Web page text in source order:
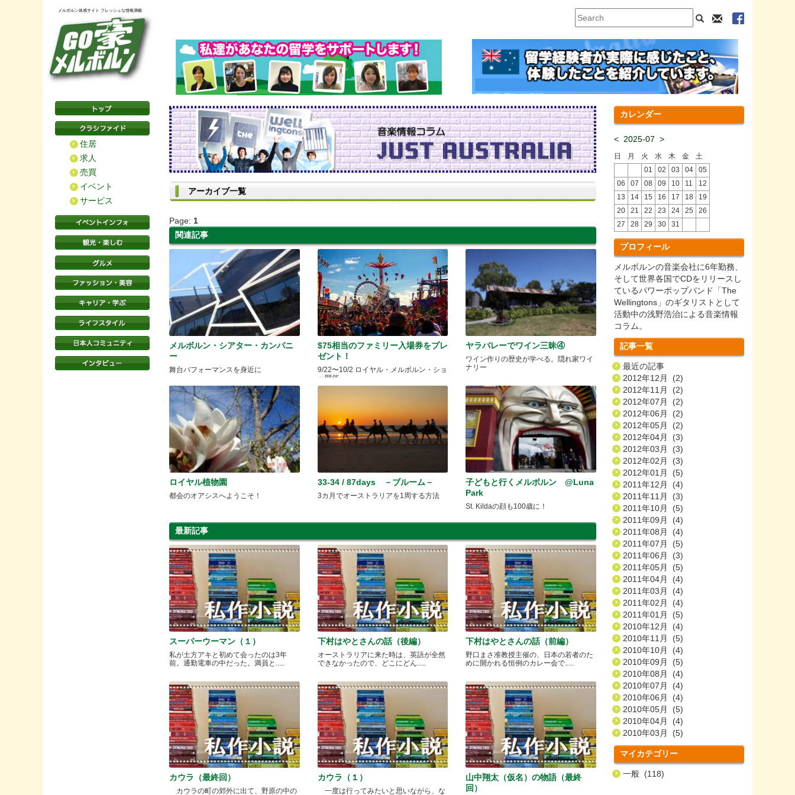
メルボルン体感サイト フレッシュな情報満載
住居
求人
売買
イベント
サービス
アーカイブ一覧
Page: 1
関連記事
メルボルン・シアター・カンパニ
ー
舞台パフォーマンスを身近に
$75相当のファミリー入場券をプレ
ゼント！
9/22〜10/2 ロイヤル・メルボルン・ショ
ー開催
ヤラバレーでワイン三昧④
ワイン作りの歴史が学べる。隠れ家ワイ
ナリー
ロイヤル植物園
都会のオアシスへようこそ！
33-34 / 87days －ブルーム－
3カ月でオーストラリアを1周する方法
子どもと行くメルボルン @Luna
Park
St. Kildaの顔も100歳に！
最新記事
スーパーウーマン（１）
私が土方アキと初めて会ったのは3年
前。通勤電車の中だった。満員と.....
下村はやとさんの話（後編）
オーストラリアに来た時は、英語が全然
できなかったので、どこにどん.....
下村はやとさんの話（前編）
野口まさ准教授主催の、日本の若者のた
めに開かれる恒例のカレー会で.....
カウラ（最終回）
カウラの町の郊外に出て、野原の中の
カウラ（１）
一度は行ってみたいと思いながら、な
山中翔太（仮名）の物語（最終
回）
カレンダー
< 2025-07 >
日 月 火 水 木 金
土
01
02 03 04
05
06
07 08 09 10 11
12
13
14 15 16 17 18
19
20
21 22 23 24 25
26
27
28 29 30 31
プロフィール
メルボルンの音楽会社に6年勤務、
そして世界各国でCDをリリースし
ているパワーポップバンド「The
Wellingtons」のギタリストとして
活動中の浅野浩治による音楽情報
コラム。
記事一覧
最近の記事
2012年12月 (2)
2012年11月 (2)
2012年07月 (2)
2012年06月 (2)
2012年05月 (2)
2012年04月 (3)
2012年03月 (3)
2012年02月 (3)
2012年01月 (5)
2011年12月 (4)
2011年11月 (3)
2011年10月 (5)
2011年09月 (4)
2011年08月 (4)
2011年07月 (5)
2011年06月 (3)
2011年05月 (5)
2011年04月 (4)
2011年03月 (4)
2011年02月 (4)
2011年01月 (5)
2010年12月 (4)
2010年11月 (5)
2010年10月 (4)
2010年09月 (5)
2010年08月 (4)
2010年07月 (4)
2010年06月 (4)
2010年05月 (5)
2010年04月 (4)
2010年03月 (5)
マイカテゴリー
一般 (118)